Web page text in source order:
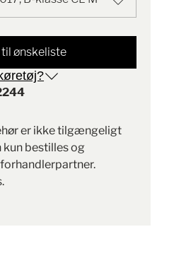
ønskeliste
er ikke tilgængeligt
bestilles og